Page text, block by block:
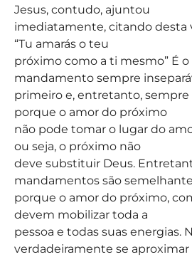
Jesus, contudo, ajuntou
imediatamente, citando desta
“Tu amarás o teu
próximo como a ti mesmo” É
mandamento sempre
primeiro e, entretanto,
porque o amor do próximo
não pode tomar o lugar do
ou seja, o próximo não
deve substituir Deus.
mandamentos são
porque o amor do próximo,
devem mobilizar toda a
pessoa e todas suas energias.
verdadeiramente se aproximar